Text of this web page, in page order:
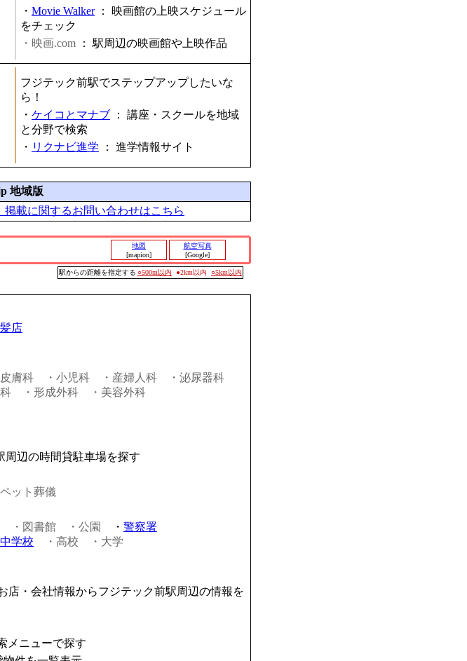
・ Movie Walker： 映画館の上映スケジュール
をチェック
・映画.com ： 駅周辺の映画館や上映作品
フジテック前駅でステップアップしたいな
ら！
・ ケイコとマナブ ： 講座・スクールを地域
と分野で検索
・ リクナビ進学 ： 進学情報サイト
地域版
載に関するお問い合わせはこちら
地図
[mapion]
航空写真
[Google]
駅からの距離を指定する ○500m以内 ●2km以内 ○5km以内
店
皮膚科 ・小児科 ・産婦人科
・泌尿器科
・形成外科
・美容外科
周辺の時間貸駐車場を探す
ペット葬儀
・図書館 ・公園 ・ 警察署
中学校 ・高校
・大学
店・会社情報からフジテック前駅周辺の情報を
メニューで探す